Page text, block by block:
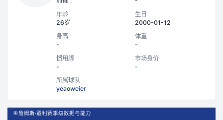
年龄
26岁
生日
2000-01-12
身高
-
体重
-
惯用脚
-
市场身价
-
所属球队
yeaoweier
🎯詹姆斯·戴利赛季级数据与能力